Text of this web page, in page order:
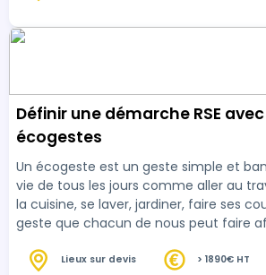
valeurs de l’ESS et les enjeux
actuels, et renforcerez le dialogue avec
sessions collec…
Définir une démarche RSE
écogestes
Un écogeste est un geste simple et
vie de tous les jours comme aller au
la cuisine, se laver, jardiner, faire ses
geste que chacun de nous peut faire
environnement. Plus largement,
Lieux sur devis > 1890€ HT